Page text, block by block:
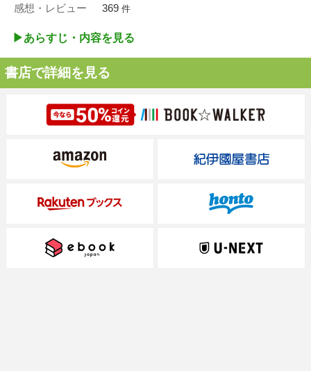
感想・レビュー 369 件
▶︎あらすじ・内容を見る
書店で詳細を見る